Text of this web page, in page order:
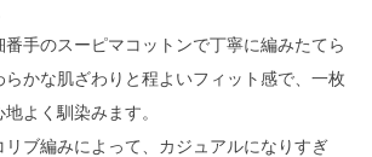
手のスーピマコットンで丁寧に編みたてら
かな肌ざわりと程よいフィット感で、一枚
よく馴染みます。
ブ編みによって、カジュアルになりすぎ